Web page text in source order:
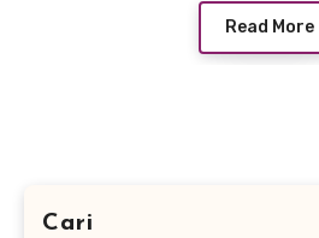
Read More
Cari